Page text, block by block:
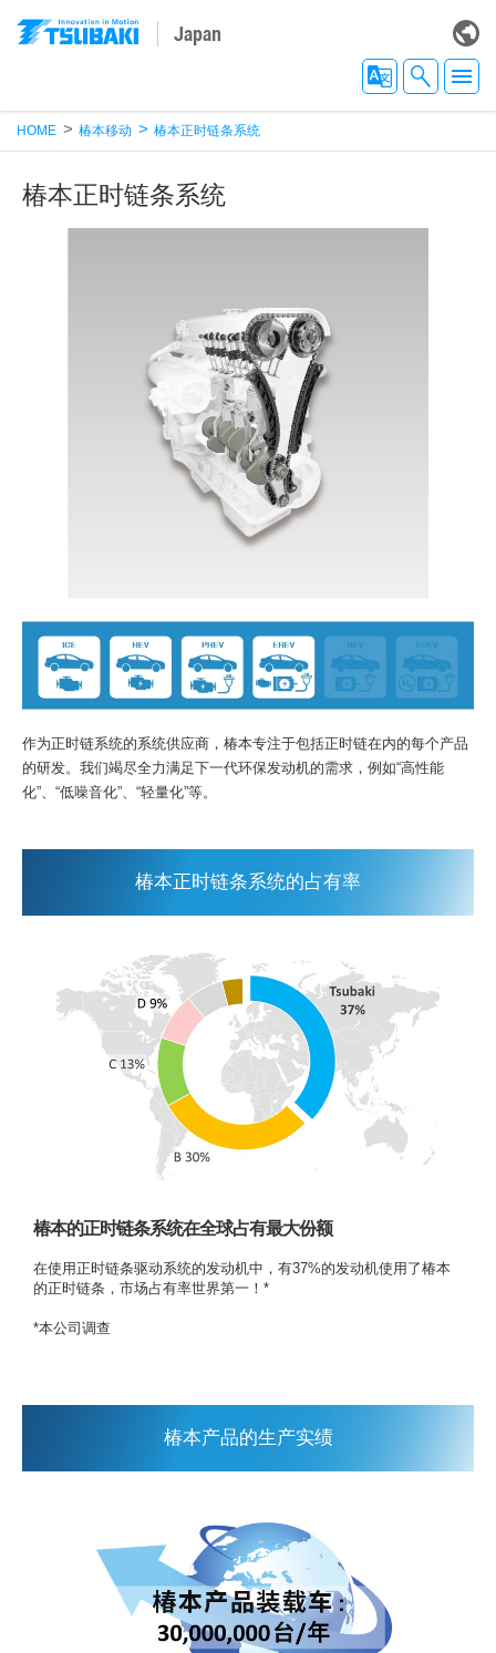
Japan
HOME 椿本移动 椿本正时链条系统
椿本正时链条系统
作为正时链系统的系统供应商，椿本专注于包括正时链在内的每个产品
的研发。我们竭尽全力满足下一代环保发动机的需求，例如“高性能
化”、“低噪音化”、“轻量化”等。
椿本正时链条系统的占有率
椿本的正时链条系统在全球占有最大份额
在使用正时链条驱动系统的发动机中，有37%的发动机使用了椿本
的正时链条，市场占有率世界第一！*
*本公司调查
椿本产品的生产实绩